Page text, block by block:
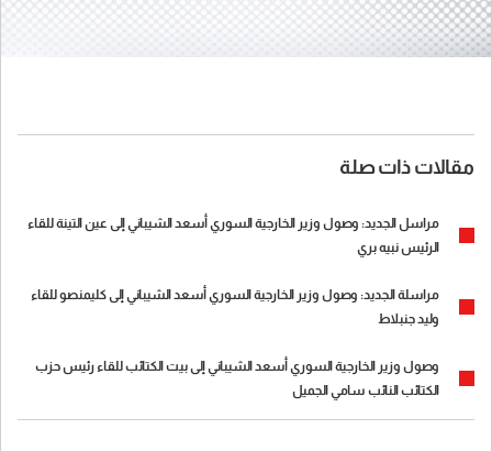
مقالات ذات صلة
مراسل الجديد: وصول وزير الخارجية السوري أسعد الشيباني إلى عين التينة للقاء
الرئيس نبيه بري
مراسلة الجديد: وصول وزير الخارجية السوري أسعد الشيباني إلى كليمنصو للقاء
وليد جنبلاط
وصول وزير الخارجية السوري أسعد الشيباني إلى بيت الكتائب للقاء رئيس حزب
الكتائب النائب سامي الجميل